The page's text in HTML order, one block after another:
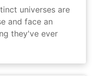
universes are
and face an
they've ever